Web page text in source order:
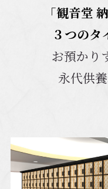
「観音堂
３つのタ
お預かり
永代供